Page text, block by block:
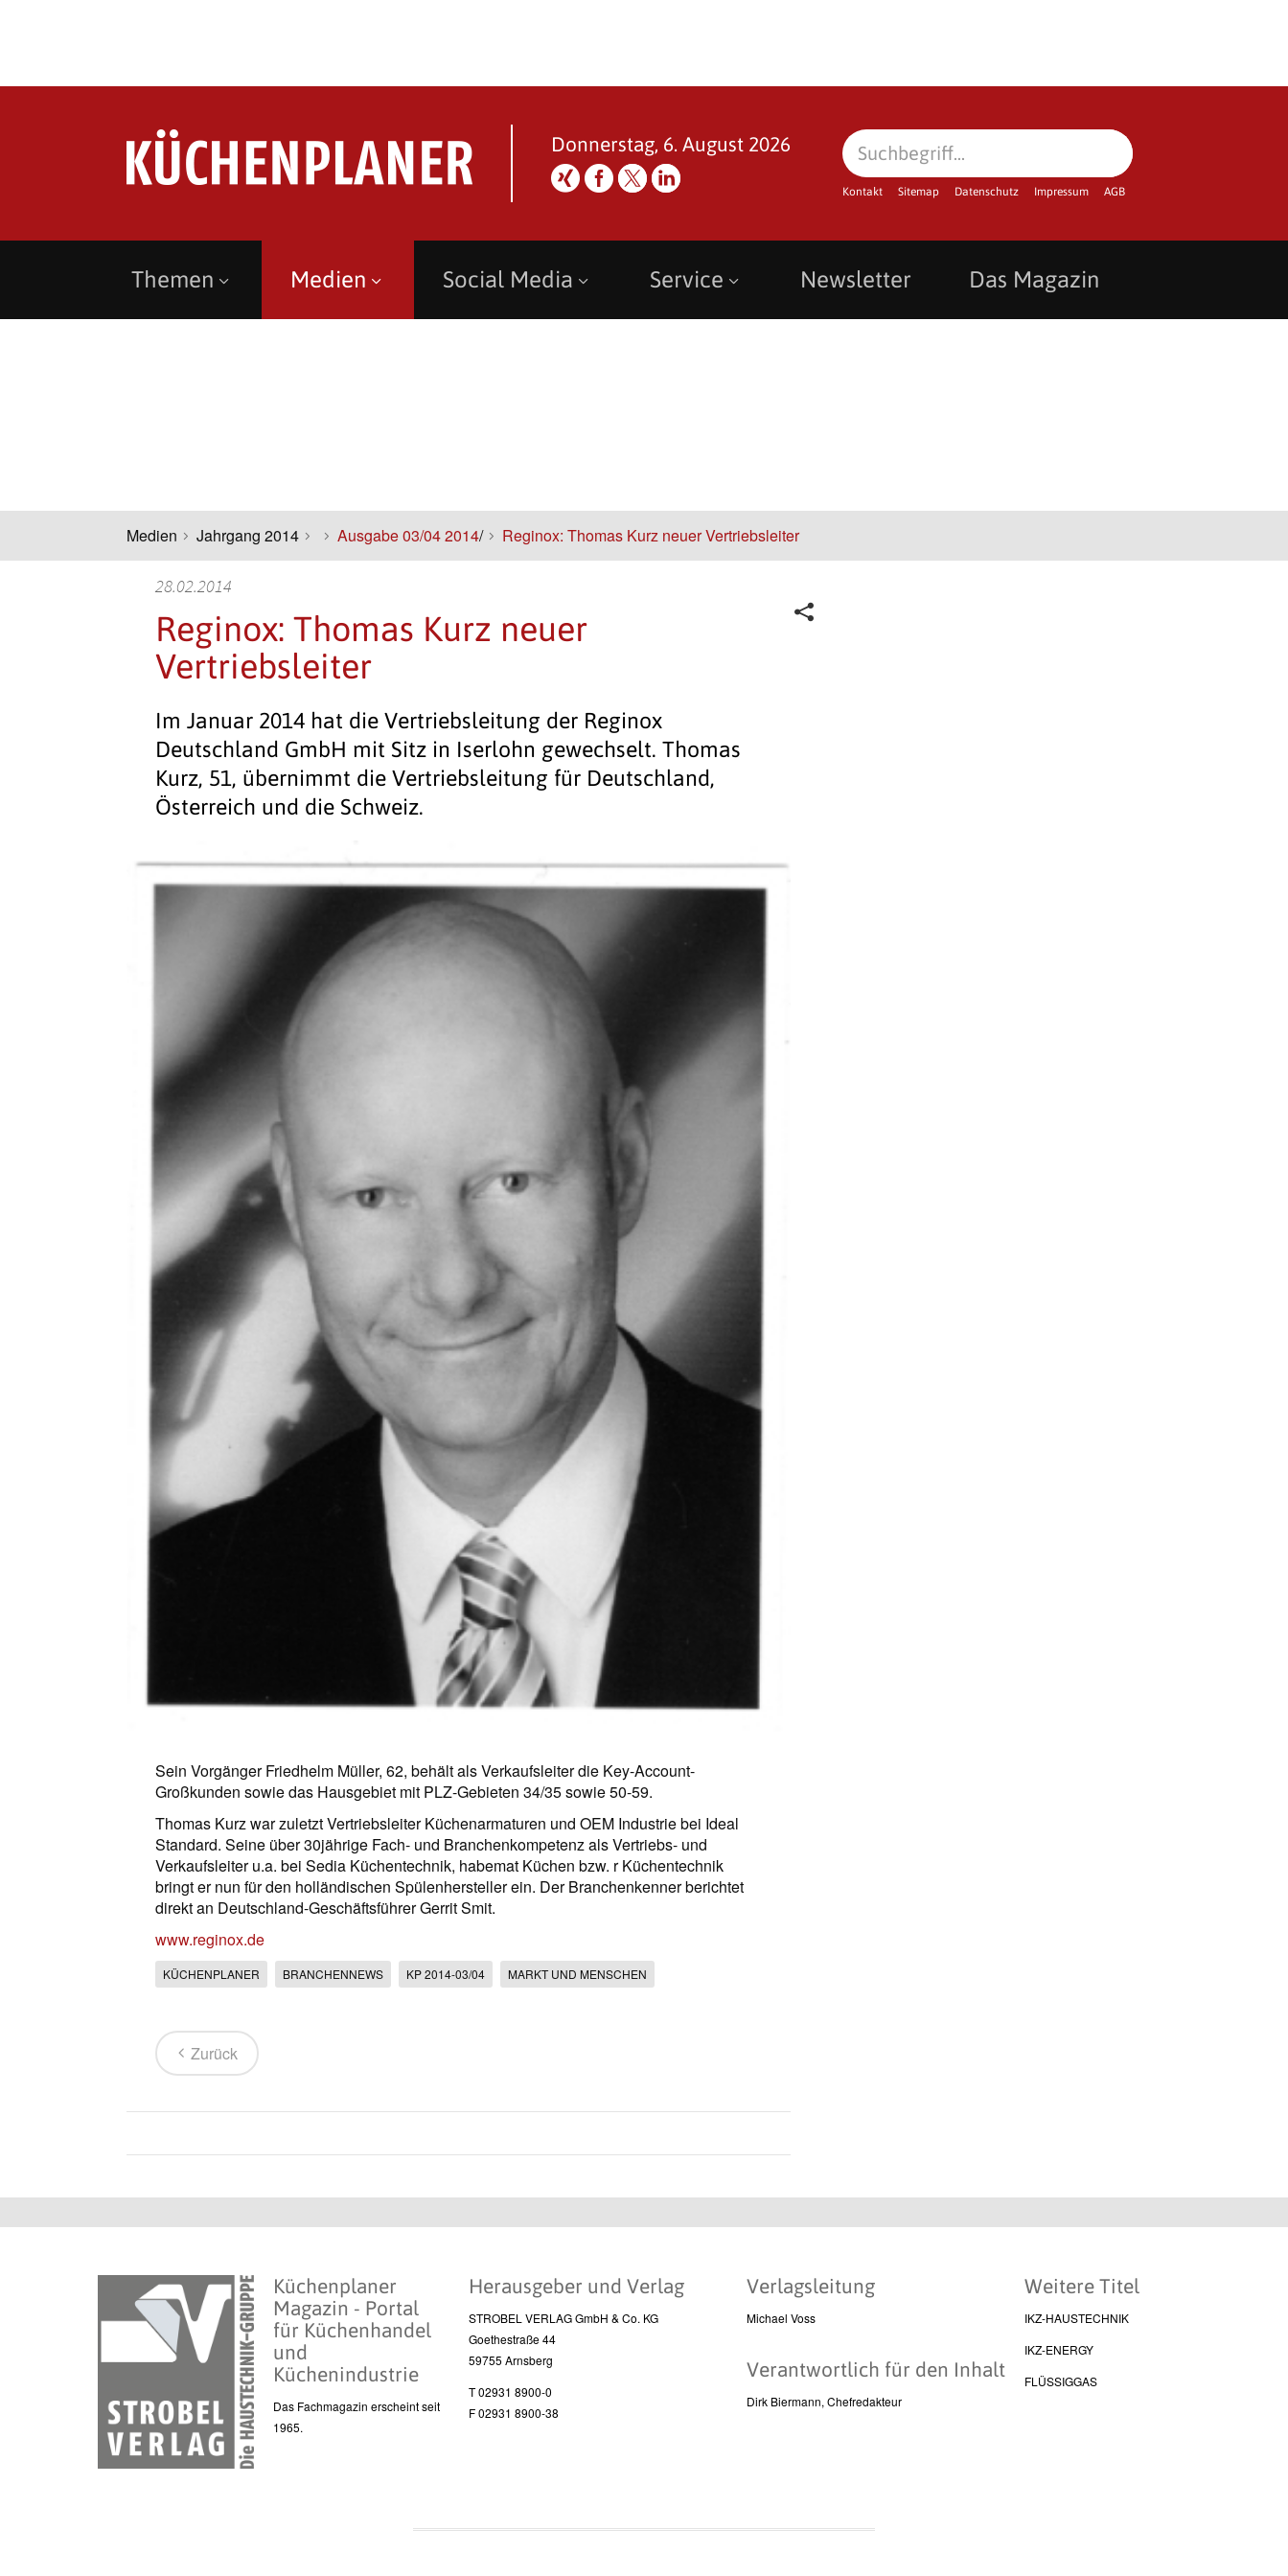
Donnerstag, 6. August 2026
Kontakt Sitemap Datenschutz Impressum AGB
Themen Medien Social Media Service Newsletter Das Magazin
Medien Jahrgang 2014 Ausgabe 03/04 2014/ Reginox: Thomas Kurz neuer Vertriebsleiter
28.02.2014
Reginox: Thomas Kurz neuer
Vertriebsleiter
Im Januar 2014 hat die Vertriebsleitung der Reginox
Deutschland GmbH mit Sitz in Iserlohn gewechselt. Thomas
Kurz, 51, übernimmt die Vertriebsleitung für Deutschland,
Österreich und die Schweiz.
Sein Vorgänger Friedhelm Müller, 62, behält als Verkaufsleiter die Key-Account-
Großkunden sowie das Hausgebiet mit PLZ-Gebieten 34/35 sowie 50-59.
Thomas Kurz war zuletzt Vertriebsleiter Küchenarmaturen und OEM Industrie bei Ideal
Standard. Seine über 30jährige Fach- und Branchenkompetenz als Vertriebs- und
Verkaufsleiter u.a. bei Sedia Küchentechnik, habemat Küchen bzw. r Küchentechnik
bringt er nun für den holländischen Spülenhersteller ein. Der Branchenkenner berichtet
direkt an Deutschland-Geschäftsführer Gerrit Smit.
www.reginox.de
KÜCHENPLANER BRANCHENNEWS KP 2014-03/04 MARKT UND MENSCHEN
Zurück
Küchenplaner
Magazin - Portal
für Küchenhandel
und
Küchenindustrie
Das Fachmagazin erscheint seit
1965.
Herausgeber und Verlag
STROBEL VERLAG GmbH & Co. KG
Goethestraße 44
59755 Arnsberg
T 02931 8900-0
F 02931 8900-38
Verlagsleitung
Michael Voss
Verantwortlich für den Inhalt
Dirk Biermann, Chefredakteur
Weitere Titel
IKZ-HAUSTECHNIK
IKZ-ENERGY
FLÜSSIGGAS